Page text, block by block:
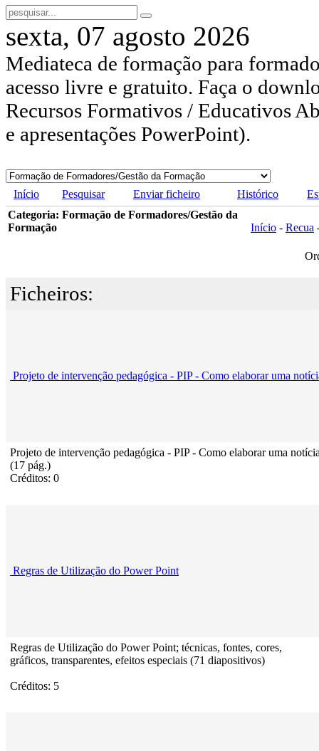
sexta, 07 agosto 2026
Mediateca de formação para
acesso livre e gratuito. Faça o
Recursos Formativos / Educativos
e apresentações PowerPoint).
Início Pesquisar Enviar ficheiro Histórico
Categoria: Formação de Formadores/Gestão da
Formação
Início - Recua
Ficheiros:
Projeto de intervenção pedagógica - PIP - Como elaborar uma
Projeto de intervenção pedagógica - PIP - Como elaborar uma
(17 pág.)
Créditos: 0
Regras de Utilização do Power Point
Regras de Utilização do Power Point; técnicas, fontes, cores,
gráficos, transparentes, efeitos especiais (71 diapositivos)
Créditos: 5